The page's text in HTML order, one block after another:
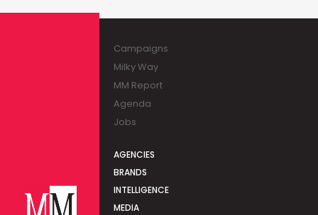
Campaigns
Milky Way
MM Report
Agenda
Jobs
AGENCIES
BRANDS
INTELLIGENCE
MEDIA